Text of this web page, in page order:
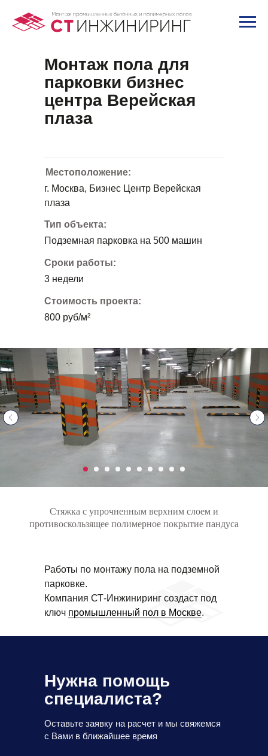
Промышленные полы / Портфолио
Монтаж пола для
парковки бизнес
центра Верейская
плаза
Местоположение:
Тип объекта:
Сроки работы:
г. Москва, Бизнес Центр Верейская
плаза
Стоимость проекта:
Подземная парковка на 500 машин
3 недели
800 руб/м²
Стяжка с упрочненным верхним слоем и
противоскользящее полимерное покрытие пандуса
Работы по монтажу пола на подземной
парковке.
Компания СТ-Инжиниринг создаст под
ключ промышленный пол в Москве.
Нужна помощь
специалиста?
Оставьте заявку на расчет и мы свяжемся
с Вами в ближайшее время